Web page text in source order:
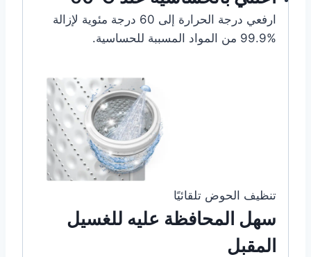
ارفعي درجة الحرارة إلى 60 درجة مئوية لإزالة
%99.9 من المواد المسببة للحساسية.
تنظيف الحوض تلقائيًا
سهل المحافظة عليه للغسيل
المقبل